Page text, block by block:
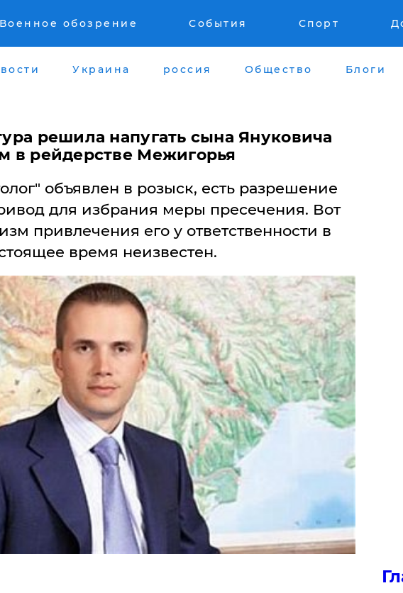
Военное обозрение События Спорт
Украина россия Общество Блоги
решила напугать сына Януковича
в рейдерстве Межигорья
объявлен в розыск, есть разрешение
для избрания меры пресечения. Вот
привлечения его у ответственности в
время неизвестен.